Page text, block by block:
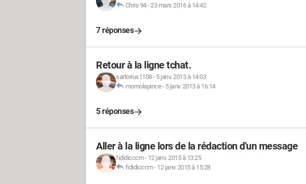
Chris 94-23 mars 2016 à 14:42
7 réponses
Retour à la ligne tchat.
sartorius1108- 5 janv. 2013 à 14:03
momolapince- 5 janv. 2013 à 16:14
5 réponses
Aller à la ligne lors de la rédaction d'un message
fididicccm- 12 janv. 2015 à 13:25
fididicccm- 12 janv. 2015 à 15:28